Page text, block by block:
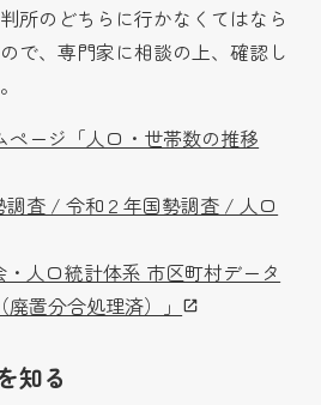
所のどちらに行かなくてはなら
で、専門家に相談の上、確認し
ページ「人口・世帯数の推移
査 / 令和２年国勢調査 / 人口
人口統計体系 市区町村データ
置分合処理済）」
知る